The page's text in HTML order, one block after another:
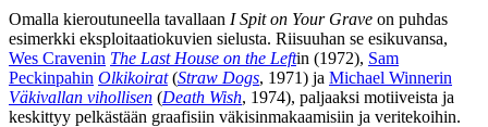
Omalla kieroutuneella tavallaan I Spit on Your Grave on puhdas
esimerkki eksploitaatiokuvien sielusta. Riisuuhan se esikuvansa,
Wes Cravenin The Last House on the Leftin (1972), Sam
Peckinpahin Olkikoirat(Straw Dogs, 1971) ja Michael Winnerin
Väkivallan vihollisen (Death Wish, 1974), paljaaksi motiiveista ja
keskittyy pelkästään graafisiin väkisinmakaamisiin ja veritekoihin.